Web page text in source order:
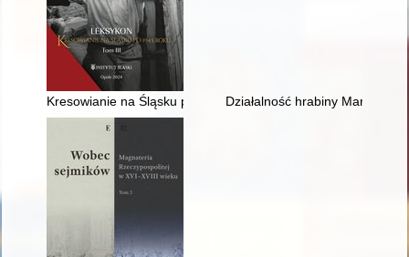
Kresowianie na Śląsku po 1945 roku : leksykon : praca
Działalność hrabiny Marii